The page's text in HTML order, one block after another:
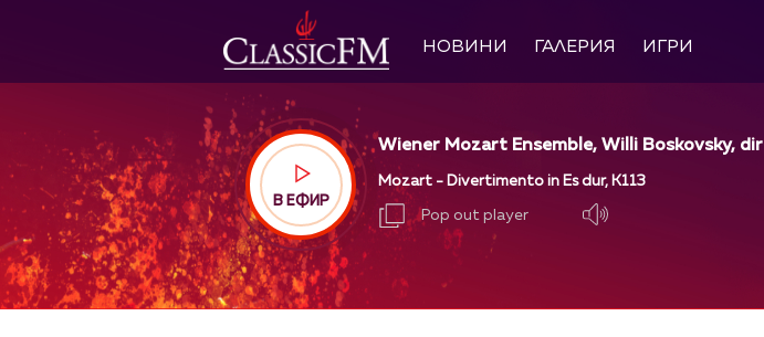
НОВИНИ ГАЛЕРИЯ ИГРИ
В ЕФИР
Wiener Mozart Ensemble, Willi Boskovsky, dir
Mozart - Divertimento in Es dur, K113
Pop out player